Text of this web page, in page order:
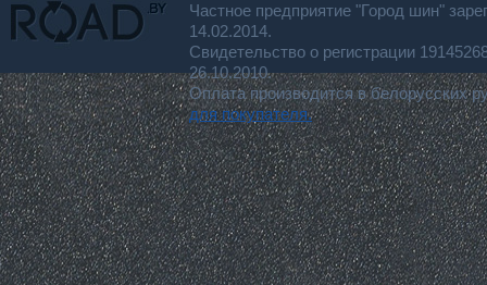
Частное предприятие "Город шин"
14.02.2014.
Свидетельство о регистрации
26.10.2010.
Оплата производится в белорусских
для покупателя.